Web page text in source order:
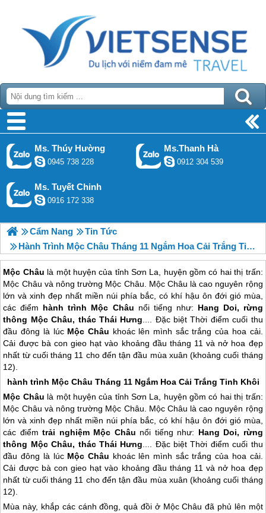
Ms. Thúy Hường
0945 738 228
Ms.Thanh Hà
0912 304 539
Ms. Tuyết Chinh
0916 172 338
Cẩm Nang
Tin Tức
Hành Trình Mộc Châu Tháng 11 Ngắm Hoa Cải Trắng Tinh Khôi
Mộc Châu là một huyện của tỉnh Sơn La, huyện gồm có hai thị trấn:
Mộc Châu và nông trường Mộc Châu. Mộc Châu là cao nguyên rộng
lớn và xinh đẹp nhất miền núi phía bắc, có khí hậu ôn đới gió mùa,
các điểm hành trình Mộc Châu nổi tiếng như: Hang Doi, rừng
thông Mộc Châu, thác Thái Hưng.... Đặc biệt Thời điểm cuối thu
đầu đông là lúc Mộc Châu khoác lên mình sắc trắng của hoa cải.
Cải được bà con gieo hạt vào khoảng đầu tháng 11 và nở hoa đẹp
nhất từ cuối tháng 11 cho đến tận đầu mùa xuân (khoảng cuối tháng
12).
hành trình Mộc Châu Tháng 11 Ngắm Hoa Cải Trắng Tinh Khôi
Mộc Châu là một huyện của tỉnh Sơn La, huyện gồm có hai thị trấn:
Mộc Châu và nông trường Mộc Châu. Mộc Châu là cao nguyên rộng
lớn và xinh đẹp nhất miền núi phía bắc, có khí hậu ôn đới gió mùa,
các điểmtrải nghiệm Mộc Châu nổi tiếng như: Hang Doi, rừng
thông Mộc Châu, thác Thái Hưng.... Đặc biệt Thời điểm cuối thu
đầu đông là lúc Mộc Châu khoác lên mình sắc trắng của hoa cải.
Cải được bà con gieo hạt vào khoảng đầu tháng 11 và nở hoa đẹp
nhất từ cuối tháng 11 cho đến tận đầu mùa xuân (khoảng cuối tháng
12).
Mùa này, khắp các cánh đồng, quả đồi ở Mộc Châu đã phủ lên một